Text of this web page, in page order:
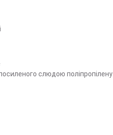
слюдою поліпропілену